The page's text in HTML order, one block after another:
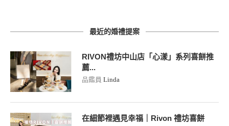
最近的婚禮提案
RIVON禮坊中山店「心漾」系列喜餅推
薦...
品鑑員 Linda
在細節裡遇見幸福｜Rivon 禮坊喜餅